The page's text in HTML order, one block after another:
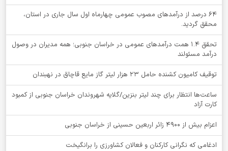
64 درصد از درآمدهای مصوب عمومی چهارماه اول سال جاری در استان،
محقق گردید.
تحقق ۱.۴ همت درآمدهای عمومی در خراسان جنوبی؛ همه مدیران در وصول
درآمد مسئولند
توقيف کامیون کشنده حامل 23 هزار لیتر گاز مایع قاچاق در نهبندان
ساعت‌ها انتظار برای چند لیتر بنزین/گلایه شهروندان خراسان جنوبی از کمبود
کارت آزاد
اعزام بیش از 4900 زائر اربعین حسینی از خراسان جنوبی
ادغامی که نگرانی کارکنان و فعالان کشاورزی را برانگیخت